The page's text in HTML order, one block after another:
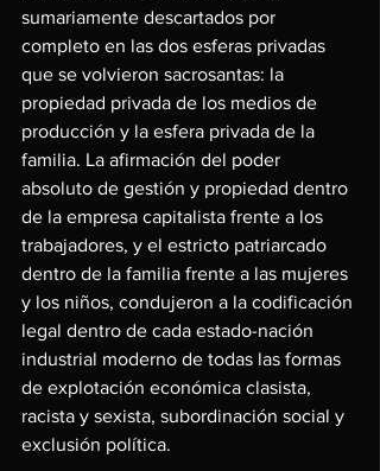
sumariamente descartados por
completo en las dos esferas privadas
que se volvieron sacrosantas: la
propiedad privada de los medios de
producción y la esfera privada de la
familia. La afirmación del poder
absoluto de gestión y propiedad dentro
de la empresa capitalista frente a los
trabajadores, y el estricto patriarcado
dentro de la familia frente a las mujeres
y los niños, condujeron a la codificación
legal dentro de cada estado-nación
industrial moderno de todas las formas
de explotación económica clasista,
racista y sexista, subordinación social y
exclusión política.